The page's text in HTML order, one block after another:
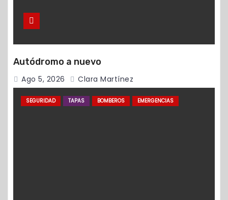
Autódromo a nuevo
Ago 5, 2026 Clara Martínez
SEGURIDAD TAPAS BOMBEROS EMERGENCIAS